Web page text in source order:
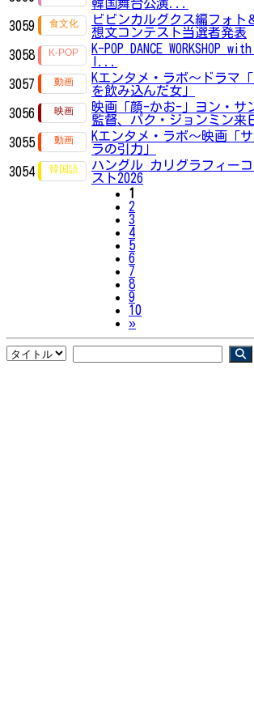
韓国舞台公演...
3059
ビビンカルグクス編フォト
想文コンテスト当選者発表
3058
K-POP DANCE WORKSHOP
I...
3057
Kエンタメ・ラボ～ドラマ
を飲み込んだ女」
3056
映画「顔-かお-」ヨン・サ
監督、パク・ジョンミン来
3055
Kエンタメ・ラボ～映画「
ラの引力」
3054
ハングル カリグラフィー
スト2026
1
2
3
4
5
6
7
8
9
10
»Next